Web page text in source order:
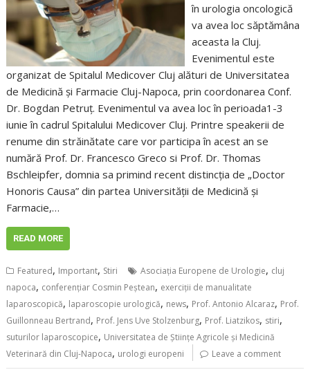
în urologia oncologică
va avea loc săptămâna
aceasta la Cluj.
Evenimentul este
organizat de Spitalul Medicover Cluj alături de Universitatea
de Medicină și Farmacie Cluj-Napoca, prin coordonarea Conf.
Dr. Bogdan Petruț. Evenimentul va avea loc în perioada1-3
iunie în cadrul Spitalului Medicover Cluj. Printre speakerii de
renume din străinătate care vor participa în acest an se
numără Prof. Dr. Francesco Greco si Prof. Dr. Thomas
Bschleipfer, domnia sa primind recent distincția de „Doctor
Honoris Causa” din partea Universității de Medicină și
Farmacie,…
READ MORE
Featured, Important, Stiri Asociația Europene de Urologie, cluj
napoca, conferențiar Cosmin Peștean, exerciții de manualitate
laparoscopică, laparoscopie urologică, news, Prof. Antonio Alcaraz, Prof.
Guillonneau Bertrand, Prof. Jens Uve Stolzenburg, Prof. Liatzikos, stiri,
suturilor laparoscopice, Universitatea de Științe Agricole și Medicină
Veterinară din Cluj-Napoca, urologi europeni Leave a comment